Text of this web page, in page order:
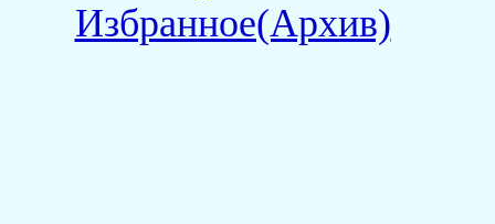
Избранное(Архив)